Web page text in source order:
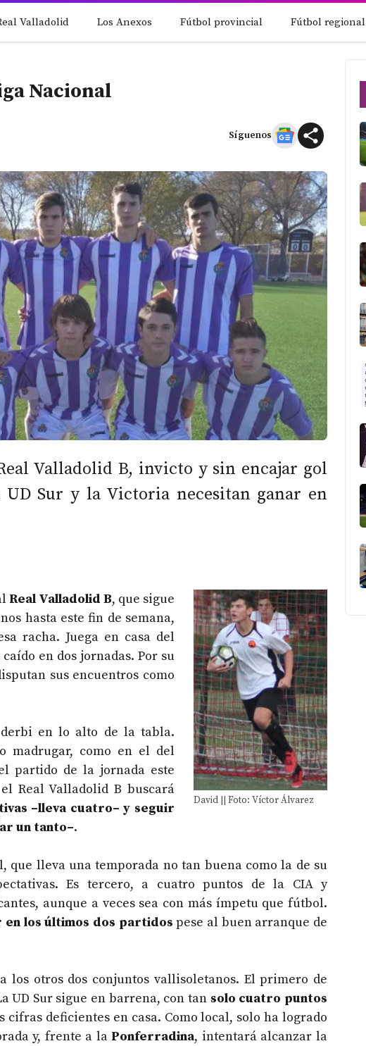
Valladolid Los Anexos Fútbol provincial Fútbol regional
Nacional
Síguenos
Valladolid B, invicto y sin encajar gol
Sur y la Victoria necesitan ganar en
David || Foto: Víctor Álvarez
Real Valladolid B, que sigue
hasta este fin de semana,
racha. Juega en casa del
en dos jornadas. Por su
sus encuentros como
derbi en lo alto de la tabla.
madrugar, como en el del
partido de la jornada este
Real Valladolid B buscará
–lleva cuatro– y seguir
un tanto–.
que lleva una temporada no tan buena como la de su
Es tercero, a cuatro puntos de la CIA y
aunque a veces sea con más ímpetu que fútbol.
en los últimos dos partidos pese al buen arranque de
los otros dos conjuntos vallisoletanos. El primero de
UD Sur sigue en barrena, con tan solo cuatro puntos
cifras deficientes en casa. Como local, solo ha logrado
y, frente a la Ponferradina, intentará alcanzar la